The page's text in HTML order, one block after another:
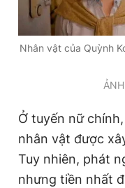
Nhân vật của Quỳnh
Ở tuyến nữ
nhân vật được
Tuy nhiên, phát
nhưng tiền nhất